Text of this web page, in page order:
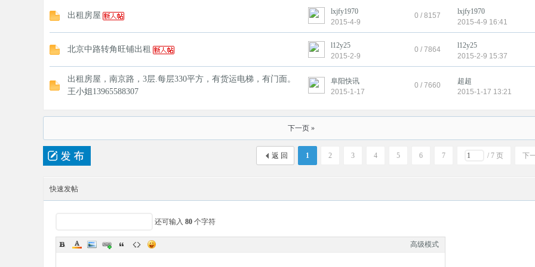
出租房屋
lxjfy1970
2015-4-9
0 / 8157
lxjfy1970
2015-4-9 16:41
北京中路转角旺铺出租
l12y25
2015-2-9
0 / 7864
l12y25
2015-2-9 15:37
出租房屋，南京路，3层.每层330平方，有货运电梯，有门面。
王小姐13965588307
阜阳快讯
2015-1-17
0 / 7660
超超
2015-1-17 13:21
下一页 »
1 2 3 4 5 6 7 / 7 页 下
返 回
快速发帖
还可输入 80 个字符
高级模式